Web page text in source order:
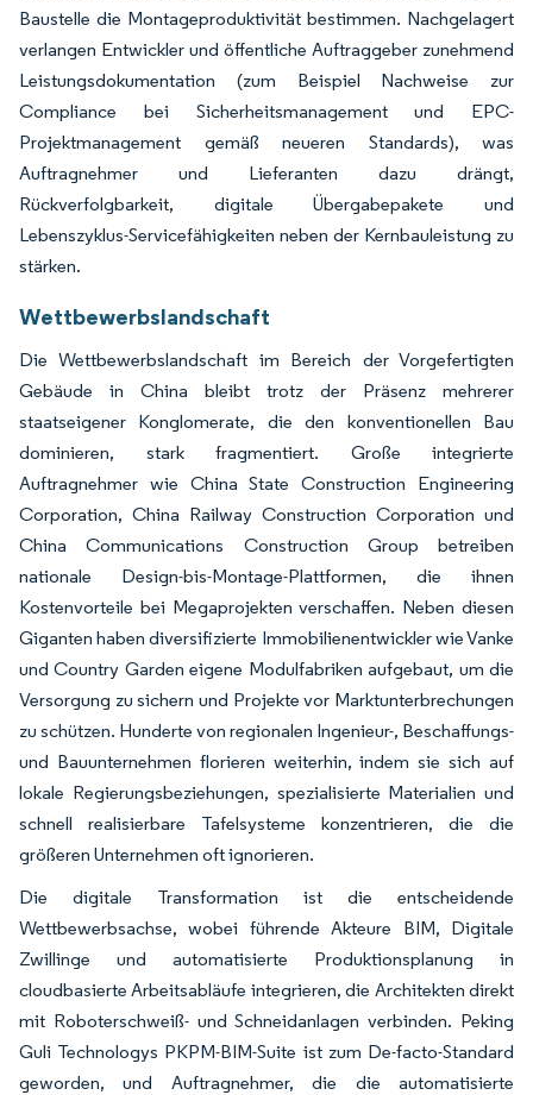
Baustelle die Montageproduktivität bestimmen. Nachgelagert
verlangen Entwickler und öffentliche Auftraggeber zunehmend
Leistungsdokumentation (zum Beispiel Nachweise zur
Compliance bei Sicherheitsmanagement und EPC-
Projektmanagement gemäß neueren Standards), was
Auftragnehmer und Lieferanten dazu drängt,
Rückverfolgbarkeit, digitale Übergabepakete und
Lebenszyklus-Servicefähigkeiten neben der Kernbauleistung zu
stärken.
Wettbewerbslandschaft
Die Wettbewerbslandschaft im Bereich der Vorgefertigten
Gebäude in China bleibt trotz der Präsenz mehrerer
staatseigener Konglomerate, die den konventionellen Bau
dominieren, stark fragmentiert. Große integrierte
Auftragnehmer wie China State Construction Engineering
Corporation, China Railway Construction Corporation und
China Communications Construction Group betreiben
nationale Design-bis-Montage-Plattformen, die ihnen
Kostenvorteile bei Megaprojekten verschaffen. Neben diesen
Giganten haben diversifizierte Immobilienentwickler wie Vanke
und Country Garden eigene Modulfabriken aufgebaut, um die
Versorgung zu sichern und Projekte vor Marktunterbrechungen
zu schützen. Hunderte von regionalen Ingenieur-, Beschaffungs-
und Bauunternehmen florieren weiterhin, indem sie sich auf
lokale Regierungsbeziehungen, spezialisierte Materialien und
schnell realisierbare Tafelsysteme konzentrieren, die die
größeren Unternehmen oft ignorieren.
Die digitale Transformation ist die entscheidende
Wettbewerbsachse, wobei führende Akteure BIM, Digitale
Zwillinge und automatisierte Produktionsplanung in
cloudbasierte Arbeitsabläufe integrieren, die Architekten direkt
mit Roboterschweiß- und Schneidanlagen verbinden. Peking
Guli Technologys PKPM-BIM-Suite ist zum De-facto-Standard
geworden, und Auftragnehmer, die die automatisierte